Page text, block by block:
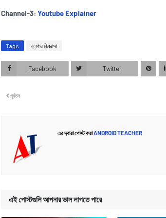
Channel-3: Youtube Explainer
Tags ব্লগার জিজ্ঞাসা
Facebook Twitter
পূর্বতন
এর দ্বারা পোস্ট করাANDROID TEACHER
এই পোস্টগুলি আপনার ভাল লাগতে পারে